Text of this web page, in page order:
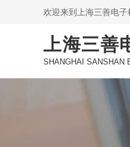
欢迎来到上海三善电子
上海三善
SHANGHAI SANSHAN